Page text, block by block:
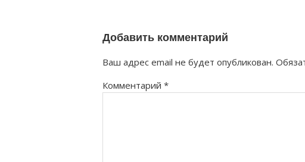
Добавить комментарий
Ваш адрес email не будет опубликован.
Комментарий *